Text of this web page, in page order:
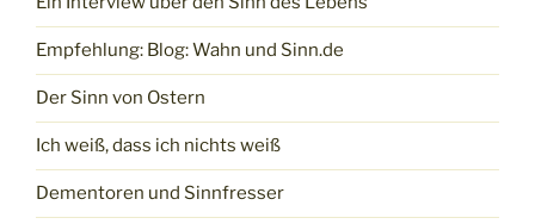
Empfehlung: Blog: Wahn und Sinn.de
Der Sinn von Ostern
Ich weiß, dass ich nichts weiß
Dementoren und Sinnfresser